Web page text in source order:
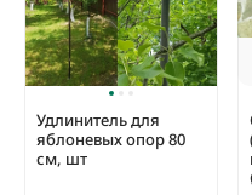
Удлинитель для
яблоневых опор 80
см, шт